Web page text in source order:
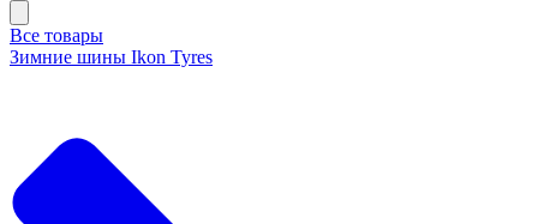
Все товары
Зимние шины Ikon Tyres